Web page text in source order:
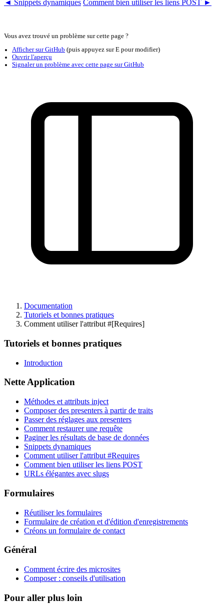
◄ Snippets dynamiques Comment bien utiliser les liens POST ►
Vous avez trouvé un problème sur cette page ?
Afficher sur GitHub(puis appuyez sur E pour modifier)
Ouvrir l'aperçu
Signaler un problème avec cette page sur GitHub
Documentation
Tutoriels et bonnes pratiques
Comment utiliser l'attribut #[Requires]
Tutoriels et bonnes pratiques
Introduction
Nette Application
Méthodes et attributs inject
Composer des presenters à partir de traits
Passer des réglages aux presenters
Comment restaurer une requête
Paginer les résultats de base de données
Snippets dynamiques
Comment utiliser l'attribut #Requires
Comment bien utiliser les liens POST
URLs élégantes avec slugs
Formulaires
Réutiliser les formulaires
Formulaire de création et d'édition d'enregistrements
Créons un formulaire de contact
Général
Comment écrire des microsites
Composer : conseils d'utilisation
Pour aller plus loin